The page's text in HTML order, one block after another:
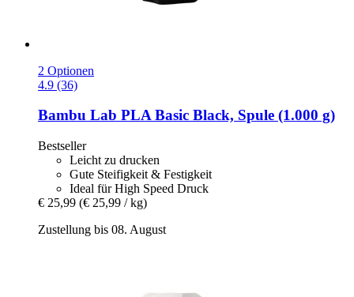
2 Optionen
4.9 (36)
Bambu Lab PLA Basic Black, Spule (1.000 g)
Bestseller
Leicht zu drucken
Gute Steifigkeit & Festigkeit
Ideal für High Speed Druck
€ 25,99 (€ 25,99 / kg)
Zustellung bis 08. August